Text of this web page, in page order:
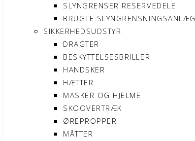
SLYNGRENSER RESERVEDELE
BRUGTE SLYNGRENSNINGSANLÆG
SIKKERHEDSUDSTYR
DRAGTER
BESKYTTELSESBRILLER
HANDSKER
HÆTTER
MASKER OG HJELME
SKOOVERTRÆK
ØREPROPPER
MÅTTER